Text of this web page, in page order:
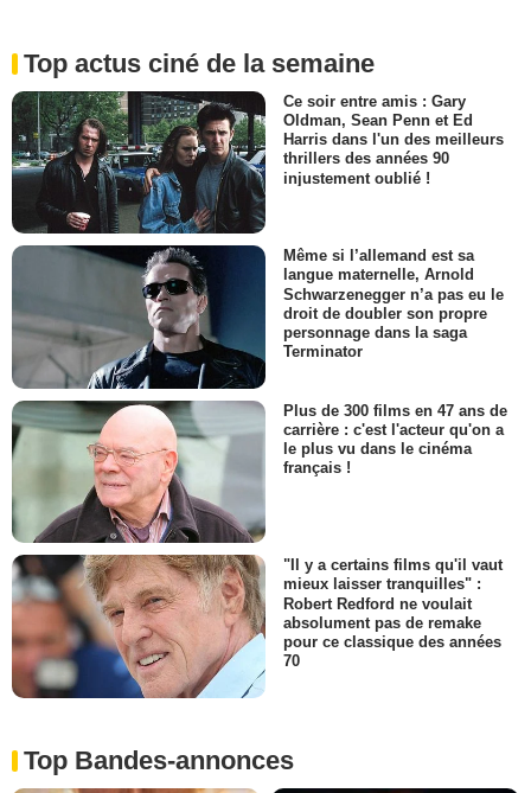
Top actus ciné de la semaine
Ce soir entre amis : Gary
Oldman, Sean Penn et Ed
Harris dans l'un des meilleurs
thrillers des années 90
injustement oublié !
Même si l’allemand est sa
langue maternelle, Arnold
Schwarzenegger n’a pas eu le
droit de doubler son propre
personnage dans la saga
Terminator
Plus de 300 films en 47 ans de
carrière : c'est l'acteur qu'on a
le plus vu dans le cinéma
français !
"Il y a certains films qu'il vaut
mieux laisser tranquilles" :
Robert Redford ne voulait
absolument pas de remake
pour ce classique des années
70
Top Bandes-annonces